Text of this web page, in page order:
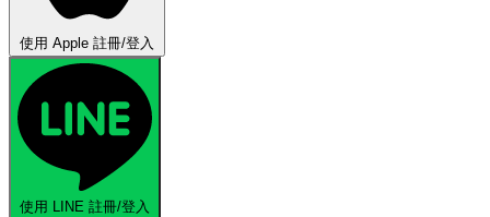
使用 Apple 註冊/登入
使用 LINE 註冊/登入